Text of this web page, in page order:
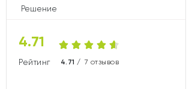
4.71
Рейтинг карты
4.71 / 7 отзывов
Решение